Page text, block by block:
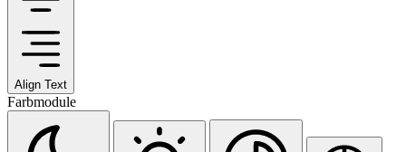
Align Text
Farbmodule